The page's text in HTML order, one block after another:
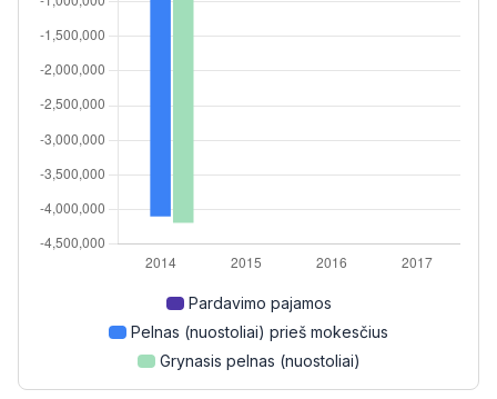
Pardavimo pajamos
Pelnas (nuostoliai) prieš mokesčius
Grynasis pelnas (nuostoliai)